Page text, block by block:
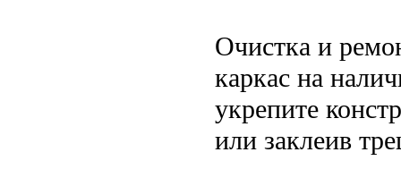
Очистка и
каркас на
укрепите
или заклеив